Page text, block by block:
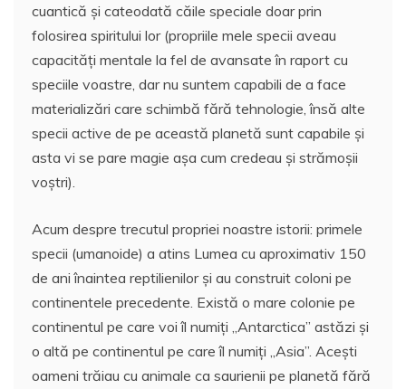
cuantică și cateodată căile speciale doar prin
folosirea spiritului lor (propriile mele specii aveau
capacități mentale la fel de avansate în raport cu
speciile voastre, dar nu suntem capabili de a face
materializări care schimbă fără tehnologie, însă alte
specii active de pe această planetă sunt capabile și
asta vi se pare magie așa cum credeau și strămoșii
voștri).
Acum despre trecutul propriei noastre istorii: primele
specii (umanoide) a atins Lumea cu aproximativ 150
de ani înaintea reptilienilor și au construit coloni pe
continentele precedente. Există o mare colonie pe
continentul pe care voi îl numiți „Antarctica” astăzi și
o altă pe continentul pe care îl numiți „Asia”. Acești
oameni trăiau cu animale ca saurienii pe planetă fără